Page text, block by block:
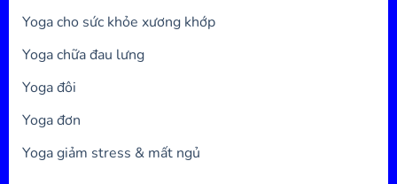
Yoga cho sức khỏe xương khớp
Yoga chữa đau lưng
Yoga đôi
Yoga đơn
Yoga giảm stress & mất ngủ